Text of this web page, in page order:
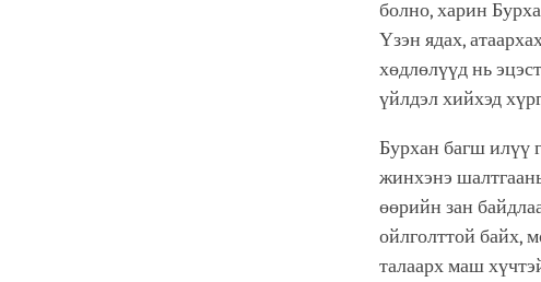
болно, харин
Үзэн ядах,
хөдлөлүүд нь
үйлдэл хийхэд
Бурхан багш илүү
жинхэнэ
өөрийн зан
ойлголттой байх,
талаарх маш